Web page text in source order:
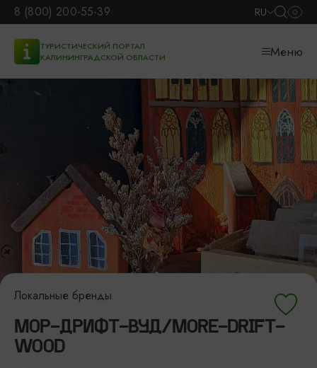
8 (800) 200-55-39 RU
ТУРИСТИЧЕСКИЙ ПОРТАЛ
КАЛИНИНГРАДСКОЙ ОБЛАСТИ
Меню
Локальные бренды
МОР-ДРИФТ-ВУД/MORE-DRIFT-
WOOD